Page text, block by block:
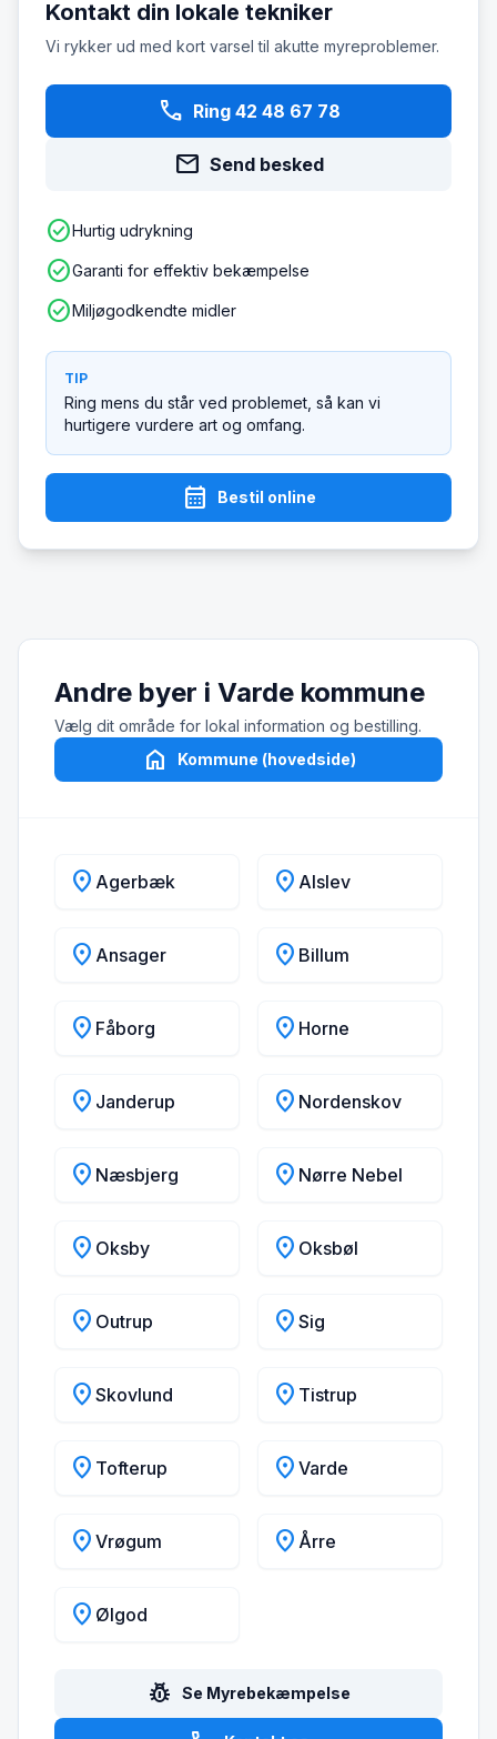
Kontakt din lokale tekniker
Vi rykker ud med kort varsel til akutte myreproblemer.
phone Ring 42 48 67 78
mail Send besked
check_circleHurtig udrykning
check_circleGaranti for effektiv bekæmpelse
check_circleMiljøgodkendte midler
TIP
Ring mens du står ved problemet, så kan vi
hurtigere vurdere art og omfang.
calendar_month Bestil online
Andre byer i Varde kommune
Vælg dit område for lokal information og bestilling.
home Kommune (hovedside)
location_on Agerbæk location_on Alslev
location_on Ansager location_on Billum
location_on Fåborg location_on Horne
location_on Janderup location_on Nordenskov
location_on Næsbjerg location_on Nørre Nebel
location_on Oksby location_on Oksbøl
location_on Outrup location_on Sig
location_on Skovlund location_on Tistrup
location_on Tofterup location_on Varde
location_on Vrøgum location_on Årre
location_on Ølgod
pest_control Se Myrebekæmpelse